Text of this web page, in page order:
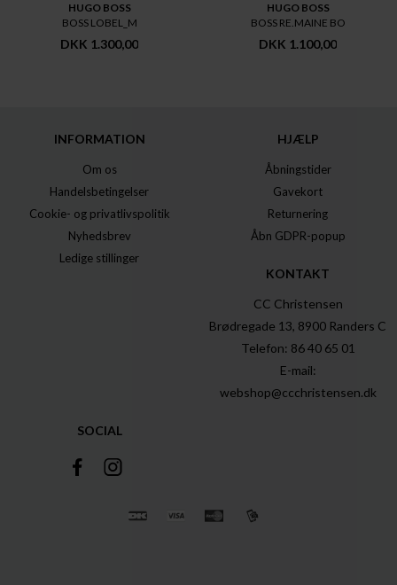
HUGO BOSS
BOSS LOBEL_M
DKK 1.300,00
HUGO BOSS
BOSS RE.MAINE BO
DKK 1.100,00
INFORMATION
Om os
Handelsbetingelser
Cookie- og privatlivspolitik
Nyhedsbrev
Ledige stillinger
HJÆLP
Åbningstider
Gavekort
Returnering
Åbn GDPR-popup
KONTAKT
CC Christensen
Brødregade 13, 8900 Randers C
Telefon: 86 40 65 01
E-mail:
webshop@ccchristensen.dk
SOCIAL